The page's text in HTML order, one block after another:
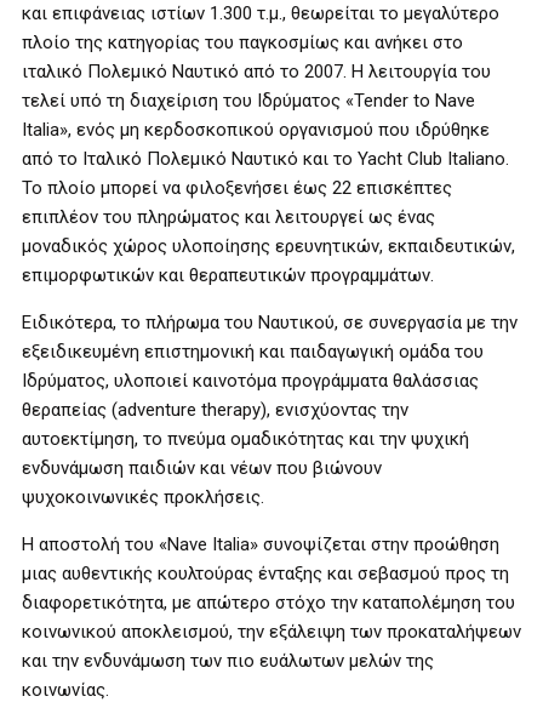
και επιφάνειας ιστίων 1.300 τ.μ., θεωρείται το μεγαλύτερο
πλοίο της κατηγορίας του παγκοσμίως και ανήκει στο
ιταλικό Πολεμικό Ναυτικό από το 2007. Η λειτουργία του
τελεί υπό τη διαχείριση του Ιδρύματος «Tender to Nave
Italia», ενός μη κερδοσκοπικού οργανισμού που ιδρύθηκε
από το Ιταλικό Πολεμικό Ναυτικό και το Yacht Club Italiano.
Το πλοίο μπορεί να φιλοξενήσει έως 22 επισκέπτες
επιπλέον του πληρώματος και λειτουργεί ως ένας
μοναδικός χώρος υλοποίησης ερευνητικών, εκπαιδευτικών,
επιμορφωτικών και θεραπευτικών προγραμμάτων.
Ειδικότερα, το πλήρωμα του Ναυτικού, σε συνεργασία με την
εξειδικευμένη επιστημονική και παιδαγωγική ομάδα του
Ιδρύματος, υλοποιεί καινοτόμα προγράμματα θαλάσσιας
θεραπείας (adventure therapy), ενισχύοντας την
αυτοεκτίμηση, το πνεύμα ομαδικότητας και την ψυχική
ενδυνάμωση παιδιών και νέων που βιώνουν
ψυχοκοινωνικές προκλήσεις.
Η αποστολή του «Nave Italia» συνοψίζεται στην προώθηση
μιας αυθεντικής κουλτούρας ένταξης και σεβασμού προς τη
διαφορετικότητα, με απώτερο στόχο την καταπολέμηση του
κοινωνικού αποκλεισμού, την εξάλειψη των προκαταλήψεων
και την ενδυνάμωση των πιο ευάλωτων μελών της
κοινωνίας.